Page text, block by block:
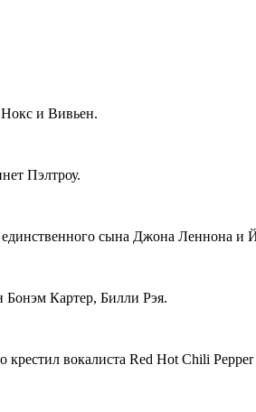
и Вивьен.
Пэлтроу.
сына Джона Леннона
Картер, Билли Рэя.
вокалиста Red Hot Chili